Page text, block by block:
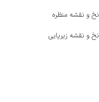
نخ و نقشه منظره
نخ و نقشه زیرپایی